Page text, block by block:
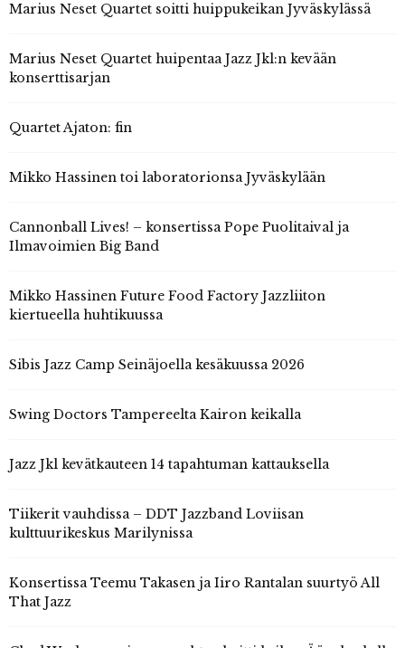
Marius Neset Quartet soitti huippukeikan Jyväskylässä
Marius Neset Quartet huipentaa Jazz Jkl:n kevään
konserttisarjan
Quartet Ajaton: fin
Mikko Hassinen toi laboratorionsa Jyväskylään
Cannonball Lives! – konsertissa Pope Puolitaival ja
Ilmavoimien Big Band
Mikko Hassinen Future Food Factory Jazzliiton
kiertueella huhtikuussa
Sibis Jazz Camp Seinäjoella kesäkuussa 2026
Swing Doctors Tampereelta Kairon keikalla
Jazz Jkl kevätkauteen 14 tapahtuman kattauksella
Tiikerit vauhdissa – DDT Jazzband Loviisan
kulttuurikeskus Marilynissa
Konsertissa Teemu Takasen ja Iiro Rantalan suurtyö All
That Jazz